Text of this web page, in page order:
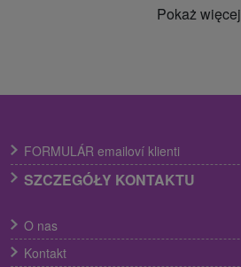
Pokaż więcej
FORMULÁR emailoví klienti
SZCZEGÓŁY KONTAKTU
O nas
Kontakt